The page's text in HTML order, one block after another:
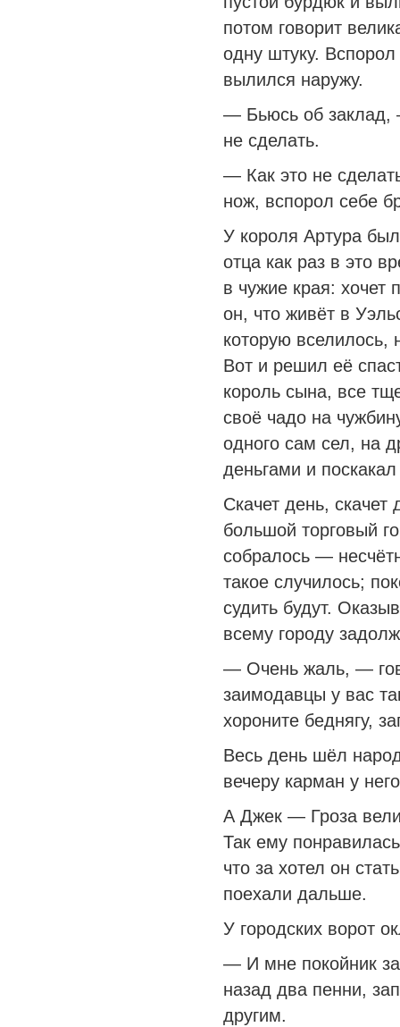
потом говорит
одну штуку.
вылился наружу.
— Бьюсь об заклад,
не сделать.
— Как это не
нож, вспорол себе
У короля Артура
отца как раз в это
в чужие края: хочет
он, что живёт в
которую вселилось,
Вот и решил её
король сына, все
своё чадо на
одного сам сел, на
деньгами и поскакал
Скачет день, скачет
большой торговый
собралось —
такое случилось;
судить будут.
всему городу
— Очень жаль, —
заимодавцы у вас
хороните беднягу,
Весь день шёл
вечеру карман у
А Джек — Гроза
Так ему
что за хотел он
поехали дальше.
У городских ворот
— И мне покойник
назад два пенни,
другим.